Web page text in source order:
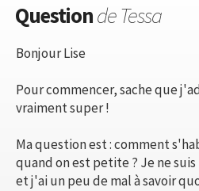
Questionde Tessa
Bonjour Lise
Pour commencer, sache que
vraiment super !
Ma question est : comment
quand on est petite ? Je ne suis
et j'ai un peu de mal à savoir